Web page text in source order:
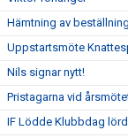
Hämtning av
Uppstartsmöte
Nils signar nytt!
Pristagarna vid
IF Lödde Klubbdag